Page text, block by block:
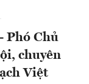
Phó Chủ
chuyên
Việt